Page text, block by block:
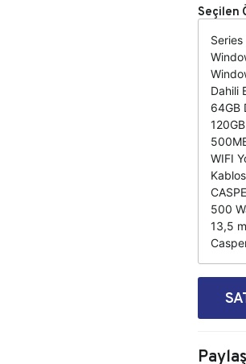
Seçilen
Dahili
64GB
WIFI
500
13,5